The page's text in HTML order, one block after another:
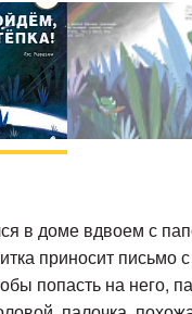
в доме вдвоем с
приносит
попасть на него,